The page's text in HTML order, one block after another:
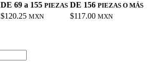
DE 69 a 155 PIEZAS DE 156 PIEZAS O MÁS
$120.25 MXN $117.00 MXN